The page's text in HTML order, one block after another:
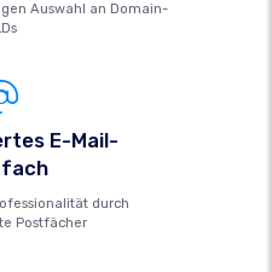
Auswahl an Domain-
E-Mail-
durch
Postfächer